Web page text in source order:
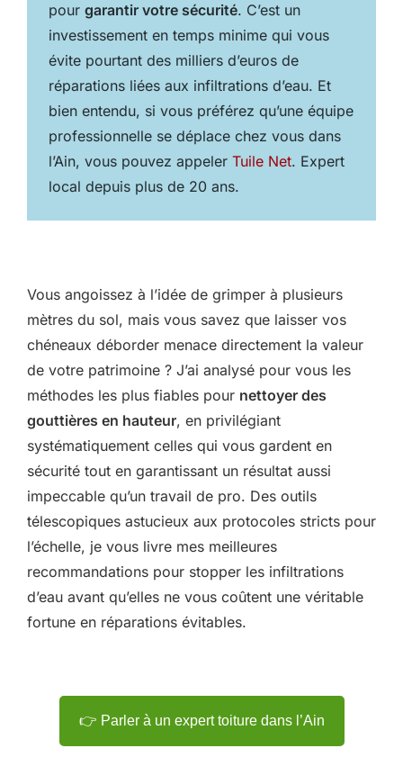
pour garantir votre sécurité. C’est un
investissement en temps minime qui vous
évite pourtant des milliers d’euros de
réparations liées aux infiltrations d’eau. Et
bien entendu, si vous préférez qu’une équipe
professionnelle se déplace chez vous dans
l’Ain, vous pouvez appeler Tuile Net. Expert
local depuis plus de 20 ans.
Vous angoissez à l’idée de grimper à plusieurs
mètres du sol, mais vous savez que laisser vos
chéneaux déborder menace directement la valeur
de votre patrimoine ? J’ai analysé pour vous les
méthodes les plus fiables pour nettoyer des
gouttières en hauteur, en privilégiant
systématiquement celles qui vous gardent en
sécurité tout en garantissant un résultat aussi
impeccable qu’un travail de pro. Des outils
télescopiques astucieux aux protocoles stricts pour
l’échelle, je vous livre mes meilleures
recommandations pour stopper les infiltrations
d’eau avant qu’elles ne vous coûtent une véritable
fortune en réparations évitables.
👉 Parler à un expert toiture dans l’Ain